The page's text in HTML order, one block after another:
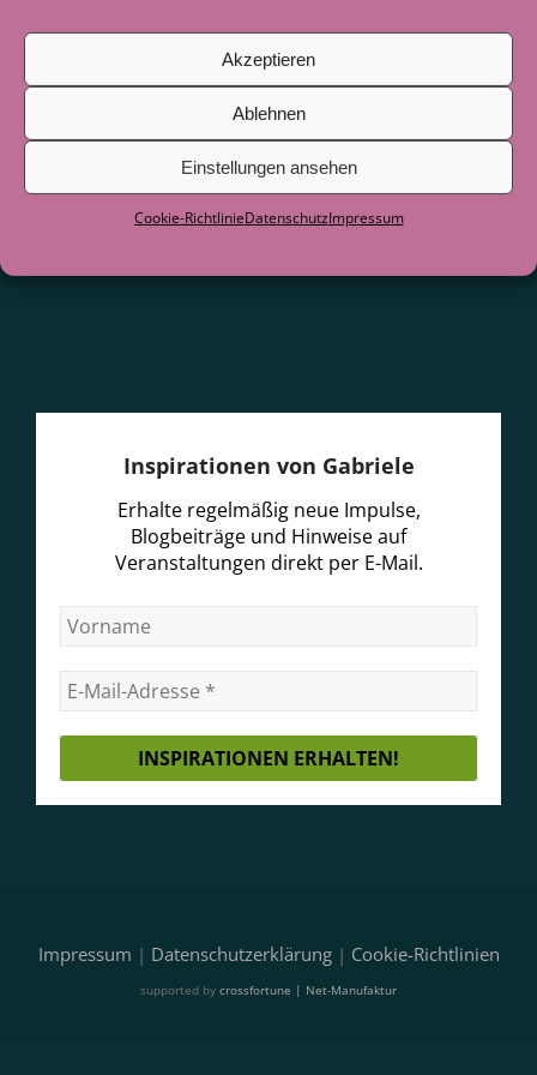
Akzeptieren
Ablehnen
Einstellungen ansehen
Cookie-RichtlinieDatenschutzImpressum
Juni 2026
Als der See zum Lehrer wurde29. Juni
Inspirationen von Gabriele
Erhalte regelmäßig neue Impulse,
Blogbeiträge und Hinweise auf
Veranstaltungen direkt per E-Mail.
Impressum | Datenschutzerklärung| Cookie-Richtlinien
supported by crossfortune | Net-Manufaktur